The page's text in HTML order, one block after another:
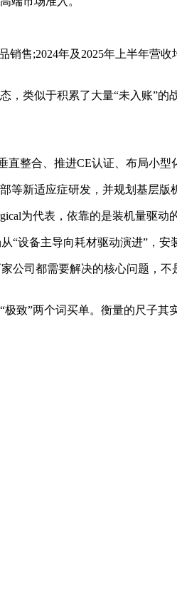
;2024年及2025年上半年营收
类似于积累了大量“未入账”的
合、推进CE认证、布局小型
新适应症研发，并规划基层版
为代表，依靠的是装机量驱动
备主导向耗材驱动演进”，安
司都需要解决的核心问题，不
”两个词买单。衡量的尺子其